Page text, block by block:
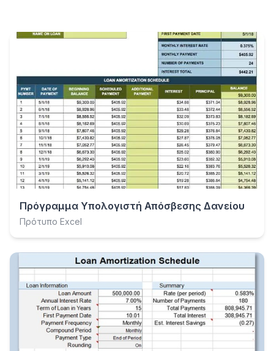
Πρόγραμμα Υπολογιστή Απόσβεσης Δανείου
Πρότυπο Excel